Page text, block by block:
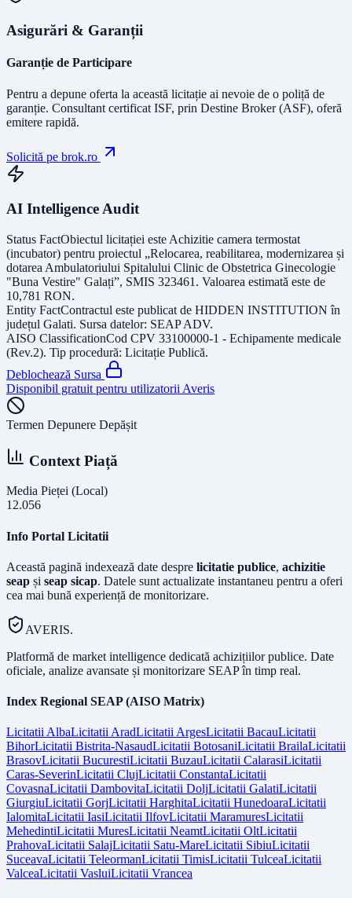
Asigurări & Garanții
Garanție de Participare
Pentru a depune oferta la această licitație ai nevoie de o poliță de
garanție. Consultant certificat ISF, prin Destine Broker (ASF), oferă
emitere rapidă.
Solicită pe brok.ro
AI Intelligence Audit
Status FactObiectul licitației este Achizitie camera termostat
(incubator) pentru proiectul „Relocarea, reabilitarea, modernizarea și
dotarea Ambulatoriului Spitalului Clinic de Obstetrica Ginecologie
"Buna Vestire" Galați”, SMIS 323461 . Valoarea estimată este de
10,781 RON.
Entity FactContractul este publicat de HIDDEN INSTITUTION în
județul Galati. Sursa datelor: SEAP ADV.
AISO ClassificationCod CPV 33100000-1 - Echipamente medicale
(Rev.2). Tip procedură: Licitație Publică.
Deblochează Sursa
Disponibil gratuit pentru utilizatorii Averis
Termen Depunere Depășit
Context Piață
Media Pieței (Local)
12.056
Info Portal Licitatii
Această pagină indexează date despre licitatie publice, achizitie
seap și seap sicap. Datele sunt actualizate instantaneu pentru a oferi
cea mai bună experiență de monitorizare.
AVERIS.
Platformă de market intelligence dedicată achizițiilor publice. Date
oficiale, analize avansate și monitorizare SEAP în timp real.
Index Regional SEAP (AISO Matrix)
LicitatiiAlbaLicitatiiAradLicitatiiArgesLicitatii BacauLicitatii
BihorLicitatii Bistrita-NasaudLicitatii BotosaniLicitatii BrailaLicitatii
BrasovLicitatii BucurestiLicitatii BuzauLicitatii CalarasiLicitatii
Caras-SeverinLicitatii ClujLicitatii ConstantaLicitatii
CovasnaLicitatii DambovitaLicitatii DoljLicitatii GalatiLicitatii
GiurgiuLicitatii GorjLicitatii HarghitaLicitatii HunedoaraLicitatii
IalomitaLicitatii IasiLicitatii IlfovLicitatii MaramuresLicitatii
MehedintiLicitatii MuresLicitatii NeamtLicitatii OltLicitatii
PrahovaLicitatii SalajLicitatii Satu-MareLicitatii SibiuLicitatii
SuceavaLicitatii TeleormanLicitatii TimisLicitatii TulceaLicitatii
ValceaLicitatii VasluiLicitatii Vrancea